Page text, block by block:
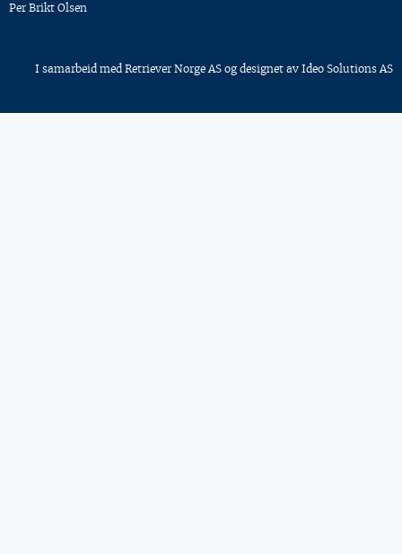
Per Brikt Olsen
I samarbeid med Retriever Norge AS og designet av Ideo Solutions AS